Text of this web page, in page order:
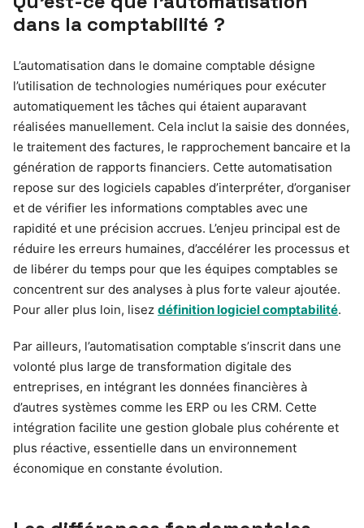
dans la comptabilité ?
L’automatisation dans le domaine comptable désigne
l’utilisation de technologies numériques pour exécuter
automatiquement les tâches qui étaient auparavant
réalisées manuellement. Cela inclut la saisie des données,
le traitement des factures, le rapprochement bancaire et la
génération de rapports financiers. Cette automatisation
repose sur des logiciels capables d’interpréter, d’organiser
et de vérifier les informations comptables avec une
rapidité et une précision accrues. L’enjeu principal est de
réduire les erreurs humaines, d’accélérer les processus et
de libérer du temps pour que les équipes comptables se
concentrent sur des analyses à plus forte valeur ajoutée.
Pour aller plus loin, lisez définition logiciel comptabilité.
Par ailleurs, l’automatisation comptable s’inscrit dans une
volonté plus large de transformation digitale des
entreprises, en intégrant les données financières à
d’autres systèmes comme les ERP ou les CRM. Cette
intégration facilite une gestion globale plus cohérente et
plus réactive, essentielle dans un environnement
économique en constante évolution.